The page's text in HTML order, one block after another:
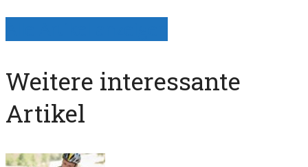
Weitere interessante
Artikel